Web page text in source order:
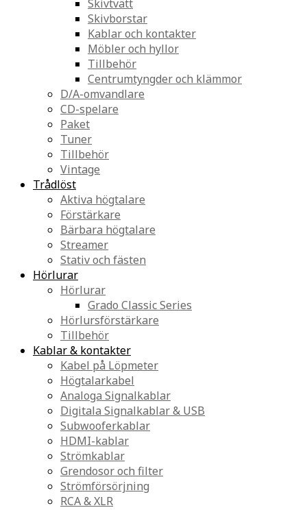
Skivtvätt
Skivborstar
Kablar och kontakter
Möbler och hyllor
Tillbehör
Centrumtyngder och klämmor
D/A-omvandlare
CD-spelare
Paket
Tuner
Tillbehör
Vintage
Trådlöst
Aktiva högtalare
Förstärkare
Bärbara högtalare
Streamer
Stativ och fästen
Hörlurar
Hörlurar
Grado Classic Series
Hörlursförstärkare
Tillbehör
Kablar & kontakter
Kabel på Löpmeter
Högtalarkabel
Analoga Signalkablar
Digitala Signalkablar & USB
Subwooferkablar
HDMI-kablar
Strömkablar
Grendosor och filter
Strömförsörjning
RCA & XLR